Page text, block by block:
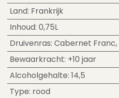
Land: Frankrijk
Inhoud: 0,75L
Druivenras: Cabernet Franc,
Bewaarkracht: +10 jaar
Alcoholgehalte: 14,5
Type: rood